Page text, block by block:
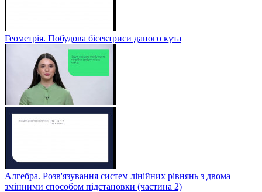
Геометрія. Побудова бісектриси даного кута
Алгебра. Розв'язування систем лінійних рівнянь з двома
змінними способом підстановки (частина 2)